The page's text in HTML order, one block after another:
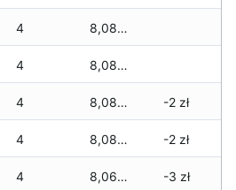
4 8,082 zł
4 8,082 zł
4 8,082 zł -2 zł
4 8,082 zł -2 zł
4 8,069 zł -3 zł